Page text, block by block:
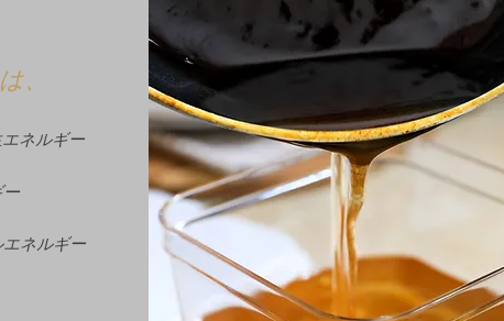
、
ネルギー
ネルギー